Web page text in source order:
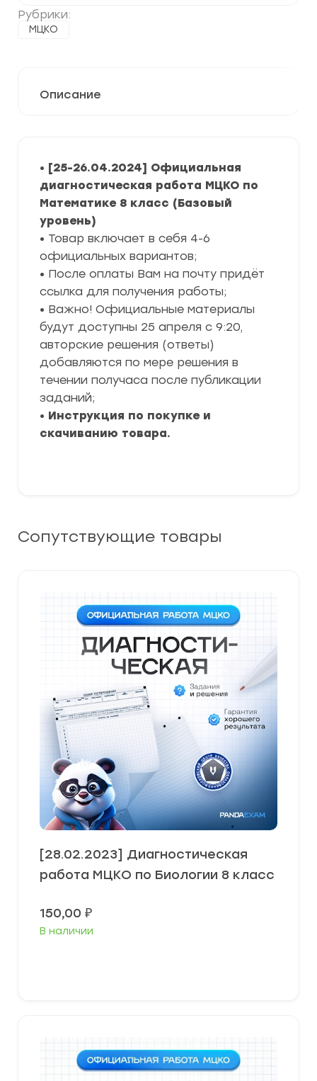
Рубрики:
МЦКО
Описание
• [25-26.04.2024] Официальная
диагностическая работа МЦКО по
Математике 8 класс (Базовый
уровень)
• Товар включает в себя 4-6
официальных вариантов;
• После оплаты Вам на почту придёт
ссылка для получения работы;
• Важно! Официальные материалы
будут доступны 25 апреля с 9:20,
авторские решения (ответы)
добавляются по мере решения в
течении получаса после публикации
заданий;
• Инструкция по покупке и
скачиванию товара.
Сопутствующие товары
[28.02.2023] Диагностическая
работа МЦКО по Биологии 8 класс
150,00 ₽
В наличии